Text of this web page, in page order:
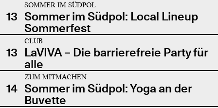
13
SOMMER IM SÜDPOL
Sommer im Südpol: Local Lineup
Sommerfest
13
CLUB
LaVIVA – Die barrierefreie Party für
alle
14
ZUM MITMACHEN
Sommer im Südpol: Yoga an der
Buvette